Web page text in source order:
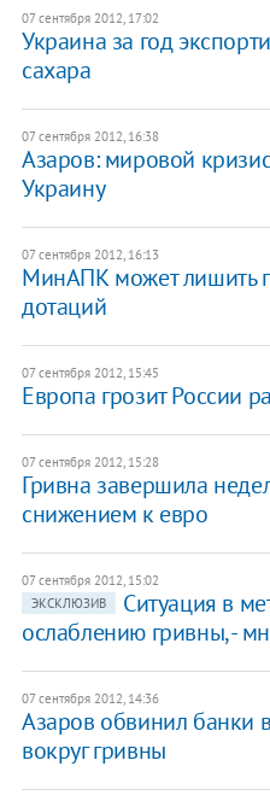
07 сентября 2012, 17:02
Украина за год
сахара
07 сентября 2012, 16:38
Азаров: мировой
Украину
07 сентября 2012, 16:13
МинАПК может лишить
дотаций
07 сентября 2012, 15:45
Европа грозит России
07 сентября 2012, 15:28
Гривна завершила
снижением к евро
07 сентября 2012, 15:02
ЭКСКЛЮЗИВ
Ситуация в
ослаблению гривны, -
07 сентября 2012, 14:36
Азаров обвинил банки
вокруг гривны